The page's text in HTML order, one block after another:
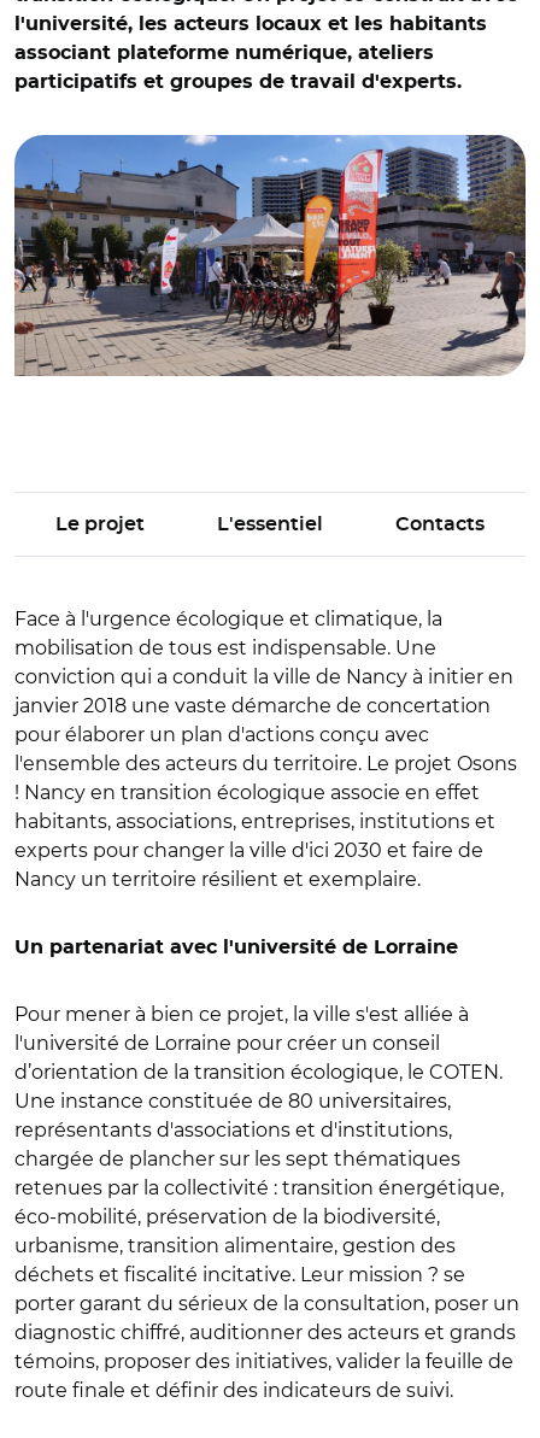
l'université, les acteurs locaux et les habitants
associant plateforme numérique, ateliers
participatifs et groupes de travail d'experts.
Le projet L'essentiel Contacts
Face à l'urgence écologique et climatique, la
mobilisation de tous est indispensable. Une
conviction qui a conduit la ville de Nancy à initier en
janvier 2018 une vaste démarche de concertation
pour élaborer un plan d'actions conçu avec
l'ensemble des acteurs du territoire. Le projet Osons
! Nancy en transition écologique associe en effet
habitants, associations, entreprises, institutions et
experts pour changer la ville d'ici 2030 et faire de
Nancy un territoire résilient et exemplaire.
Un partenariat avec l'université de Lorraine
Pour mener à bien ce projet, la ville s'est alliée à
l'université de Lorraine pour créer un conseil
d’orientation de la transition écologique, le COTEN.
Une instance constituée de 80 universitaires,
représentants d'associations et d'institutions,
chargée de plancher sur les sept thématiques
retenues par la collectivité : transition énergétique,
éco-mobilité, préservation de la biodiversité,
urbanisme, transition alimentaire, gestion des
déchets et fiscalité incitative. Leur mission ? se
porter garant du sérieux de la consultation, poser un
diagnostic chiffré, auditionner des acteurs et grands
témoins, proposer des initiatives, valider la feuille de
route finale et définir des indicateurs de suivi.